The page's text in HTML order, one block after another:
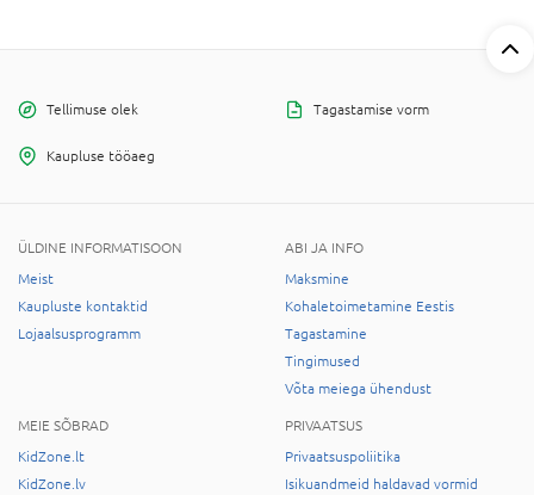
Tellimuse olek Tagastamise vorm
Kaupluse tööaeg
ÜLDINE INFORMATISOON
Meist
Kaupluste kontaktid
Lojaalsusprogramm
ABI JA INFO
Maksmine
Kohaletoimetamine Eestis
Tagastamine
Tingimused
Võta meiega ühendust
MEIE SÕBRAD
KidZone.lt
KidZone.lv
PRIVAATSUS
Privaatsuspoliitika
Isikuandmeid haldavad vormid